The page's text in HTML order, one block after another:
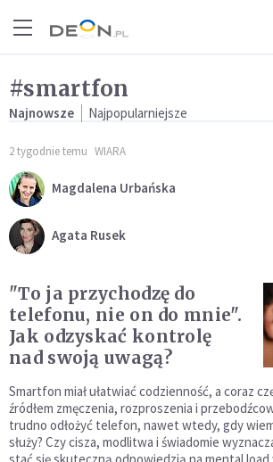
#smartfon
Najnowsze Najpopularniejsze
2 tygodnie temu WIARA
Magdalena Urbańska
Agata Rusek
"To ja przychodzę do
telefonu, nie on do mnie".
Jak odzyskać kontrolę
nad swoją uwagą?
Smartfon miał ułatwiać codzienność, a coraz
źródłem zmęczenia, rozproszenia i
trudno odłożyć telefon, nawet wtedy, gdy
służy? Czy cisza, modlitwa i świadomie